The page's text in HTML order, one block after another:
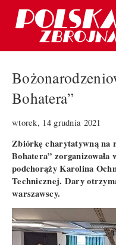
Bohatera”
wtorek, 14 grudnia 2021
Zbiórkę charytatywną na
Bohatera”
podchorąży Karolina
Technicznej. Dary
warszawscy.